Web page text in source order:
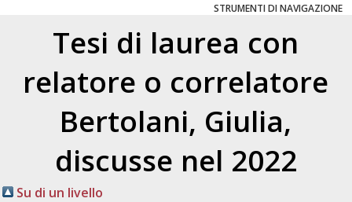
STRUMENTI DI NAVIGAZIONE
Tesi di laurea con
relatore o correlatore
Bertolani, Giulia,
discusse nel 2022
Su di un livello